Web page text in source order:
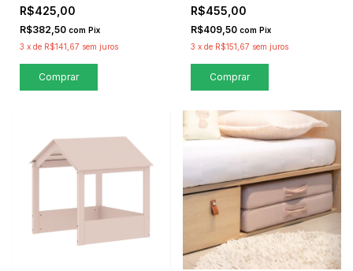
R$425,00
R$382,50 com Pix
3 x de R$141,67 sem juros
Comprar
R$455,00
R$409,50 com Pix
3 x de R$151,67 sem juros
Comprar